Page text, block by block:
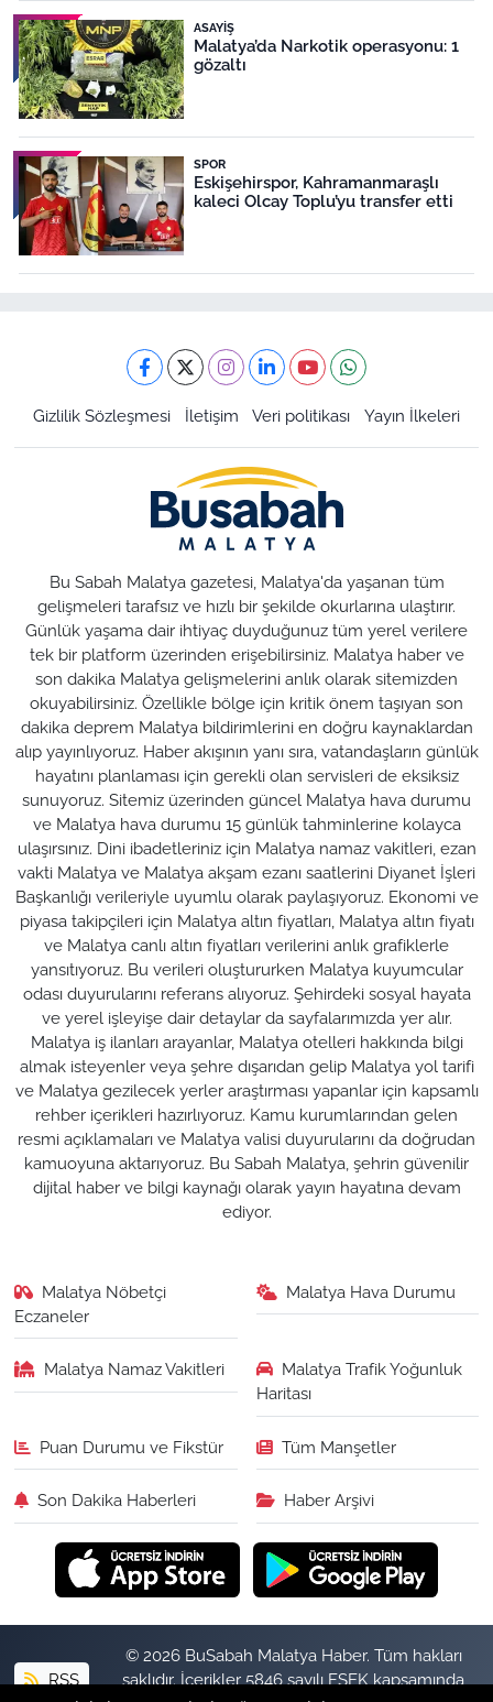
ASAYIŞ
Malatya’da Narkotik operasyonu: 1
gözaltı
SPOR
Eskişehirspor, Kahramanmaraşlı
kaleci Olcay Toplu’yu transfer etti
Gizlilik Sözleşmesi İletişim Veri politikası Yayın İlkeleri
Bu Sabah Malatya gazetesi, Malatya'da yaşanan tüm
gelişmeleri tarafsız ve hızlı bir şekilde okurlarına ulaştırır.
Günlük yaşama dair ihtiyaç duyduğunuz tüm yerel verilere
tek bir platform üzerinden erişebilirsiniz. Malatya haber ve
son dakika Malatya gelişmelerini anlık olarak sitemizden
okuyabilirsiniz. Özellikle bölge için kritik önem taşıyan son
dakika deprem Malatya bildirimlerini en doğru kaynaklardan
alıp yayınlıyoruz. Haber akışının yanı sıra, vatandaşların günlük
hayatını planlaması için gerekli olan servisleri de eksiksiz
sunuyoruz. Sitemiz üzerinden güncel Malatya hava durumu
ve Malatya hava durumu 15 günlük tahminlerine kolayca
ulaşırsınız. Dini ibadetleriniz için Malatya namaz vakitleri, ezan
vakti Malatya ve Malatya akşam ezanı saatlerini Diyanet İşleri
Başkanlığı verileriyle uyumlu olarak paylaşıyoruz. Ekonomi ve
piyasa takipçileri için Malatya altın fiyatları, Malatya altın fiyatı
ve Malatya canlı altın fiyatları verilerini anlık grafiklerle
yansıtıyoruz. Bu verileri oluştururken Malatya kuyumcular
odası duyurularını referans alıyoruz. Şehirdeki sosyal hayata
ve yerel işleyişe dair detaylar da sayfalarımızda yer alır.
Malatya iş ilanları arayanlar, Malatya otelleri hakkında bilgi
almak isteyenler veya şehre dışarıdan gelip Malatya yol tarifi
ve Malatya gezilecek yerler araştırması yapanlar için kapsamlı
rehber içerikleri hazırlıyoruz. Kamu kurumlarından gelen
resmi açıklamaları ve Malatya valisi duyurularını da doğrudan
kamuoyuna aktarıyoruz. Bu Sabah Malatya, şehrin güvenilir
dijital haber ve bilgi kaynağı olarak yayın hayatına devam
ediyor.
Malatya Nöbetçi
Eczaneler
Malatya Hava Durumu
Malatya Namaz Vakitleri
Malatya Trafik Yoğunluk
Haritası
Puan Durumu ve Fikstür Tüm Manşetler
Son Dakika Haberleri Haber Arşivi
RSS
© 2026 BuSabah Malatya Haber. Tüm hakları
saklıdır. İçerikler 5846 sayılı FSEK kapsamında